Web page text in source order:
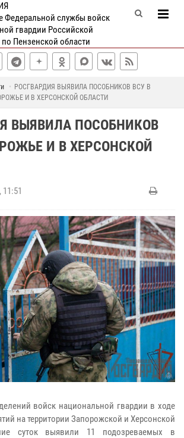
Федеральной службы войск
гвардии Российской
Пензенской области
РОСГВАРДИЯ ВЫЯВИЛА ПОСОБНИКОВ ВСУ В
И В ХЕРСОНСКОЙ ОБЛАСТИ
ВЫЯВИЛА ПОСОБНИКОВ
И В ХЕРСОНСКОЙ
11:51
войск национальной гвардии в ходе
на территории Запорожской и Херсонской
суток выявили 11 подозреваемых в